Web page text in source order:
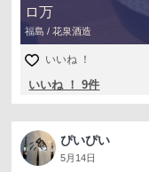
ロ万
福島 / 花泉酒造
いいね ！
いいね ！ 9件
ぴいぴい
5月14日